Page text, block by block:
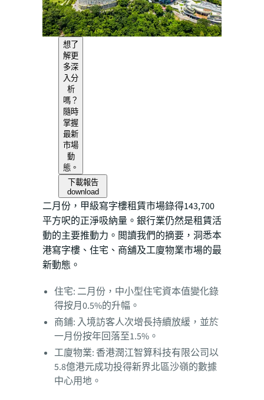
想了
解更
多深
入分
析
嗎？
隨時
掌握
最新
市場
動
態。
下載報告
download
二月份，甲級寫字樓租賃市場錄得143,700
平方呎的正淨吸納量。銀行業仍然是租賃活
動的主要推動力。閲讀我們的摘要，洞悉本
港寫字樓、住宅、商舖及工廈物業市場的最
新動態。
住宅: 二月份，中小型住宅資本值變化錄
得按月0.5%的升幅。
商鋪: 入境訪客人次增長持續放緩，並於
一月份按年回落至1.5%。
工廈物業: 香港潤江智算科技有限公司以
5.8億港元成功投得新界北區沙嶺的數據
中心用地。